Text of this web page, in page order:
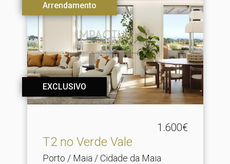
Arrendamento
EXCLUSIVO
1.600€
T2 no Verde Vale
Porto / Maia / Cidade da Maia